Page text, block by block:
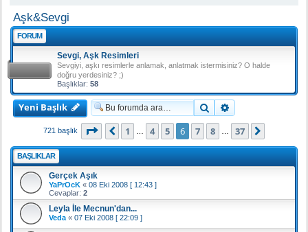
Aşk&Sevgi
FORUM
Sevgi, Aşk Resimleri
Sevgiyi, aşkı resimlerle anlamak, anlatmak istermisiniz? O halde
doğru yerdesiniz? ;)
Başlıklar: 58
Yeni Başlık Ara
721 başlık . sayfa (Toplam 37sayfa)
Önceki
1 4 5 6 7 8 37
BAŞLIKLAR
Gerçek Aşık
YaPrOcK « 08 Eki 2008 [ 12:43 ]
Cevaplar: 2
Leyla İle Mecnun'dan...
Veda « 07 Eki 2008 [ 22:09 ]